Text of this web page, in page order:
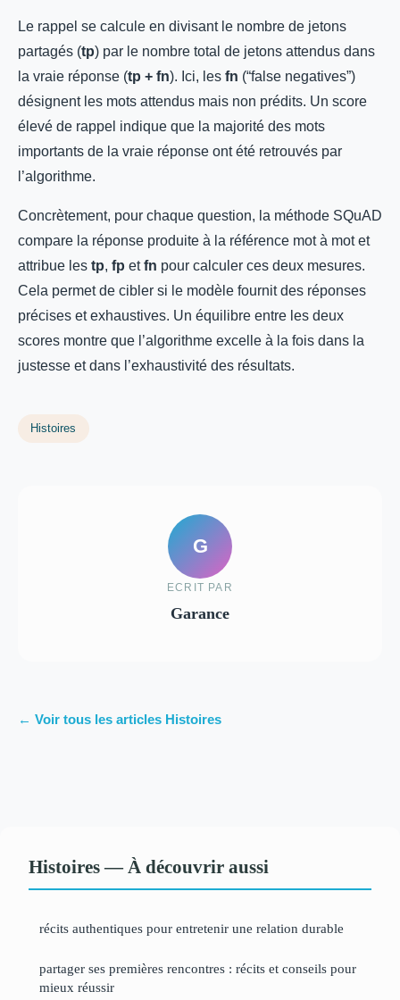
Le rappel se calcule en divisant le nombre de jetons
partagés (tp) par le nombre total de jetons attendus dans
la vraie réponse (tp + fn). Ici, les fn (“false negatives”)
désignent les mots attendus mais non prédits. Un score
élevé de rappel indique que la majorité des mots
importants de la vraie réponse ont été retrouvés par
l’algorithme.
Concrètement, pour chaque question, la méthode SQuAD
compare la réponse produite à la référence mot à mot et
attribue les tp, fp etfn pour calculer ces deux mesures.
Cela permet de cibler si le modèle fournit des réponses
précises et exhaustives. Un équilibre entre les deux
scores montre que l’algorithme excelle à la fois dans la
justesse et dans l’exhaustivité des résultats.
Histoires
G
ECRIT PAR
Garance
← Voir tous les articles Histoires
Histoires — À découvrir aussi
récits authentiques pour entretenir une relation durable
partager ses premières rencontres : récits et conseils pour
mieux réussir